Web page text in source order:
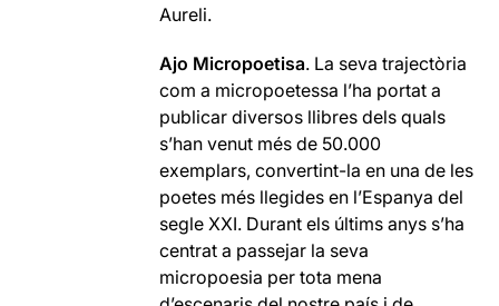
Aureli.
Ajo Micropoetisa. La seva trajectòria
com a micropoetessa l’ha portat a
publicar diversos llibres dels quals
s’han venut més de 50.000
exemplars, convertint-la en una de les
poetes més llegides en l’Espanya del
segle XXI. Durant els últims anys s’ha
centrat a passejar la seva
micropoesia per tota mena